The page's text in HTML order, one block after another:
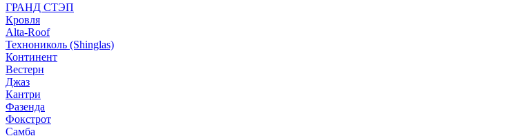
ГРАНД СТЭП
Кровля
Alta-Roof
Технониколь (Shinglas)
Континент
Вестерн
Джаз
Кантри
Фазенда
Фокстрот
Самба